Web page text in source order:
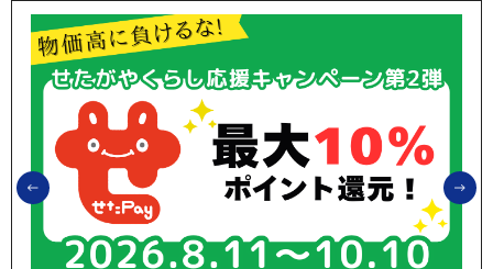
前のスライドを表示